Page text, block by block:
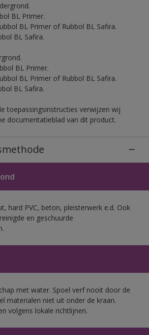
BL Primer.
BL Primer of Rubbol BL Safira.
BL Safira.
BL Primer.
BL Primer of Rubbol BL Safira.
BL Safira.
toepassingsinstructies verwijzen wij
documentatieblad van dit product.
hard PVC, beton, pleisterwerk e.d. Ook
en geschuurde
met water. Spoel verf nooit door de
materialen niet uit onder de kraan.
volgens lokale richtlijnen.